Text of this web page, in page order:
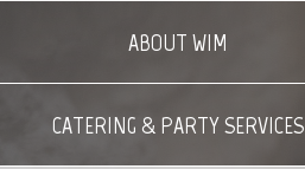
ABOUT WIM
CATERING & PARTY SERVICES